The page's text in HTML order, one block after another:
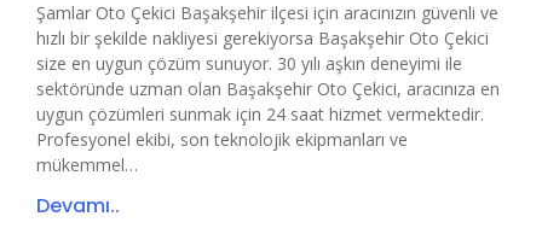
Şamlar Oto Çekici Başakşehir ilçesi için aracınızın güvenli ve
hızlı bir şekilde nakliyesi gerekiyorsa Başakşehir Oto Çekici
size en uygun çözüm sunuyor. 30 yılı aşkın deneyimi ile
sektöründe uzman olan Başakşehir Oto Çekici, aracınıza en
uygun çözümleri sunmak için 24 saat hizmet vermektedir.
Profesyonel ekibi, son teknolojik ekipmanları ve
mükemmel…
Devamı..